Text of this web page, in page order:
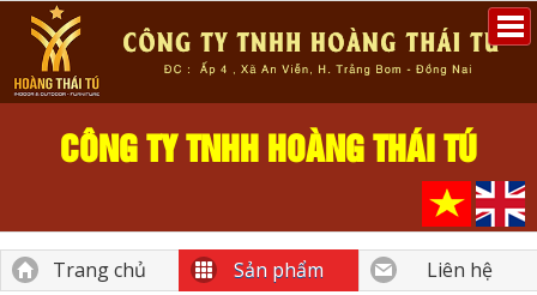
CÔNG TY TNHH HOÀNG THÁI TÚ
Trang chủ Sản phẩm Liên hệ